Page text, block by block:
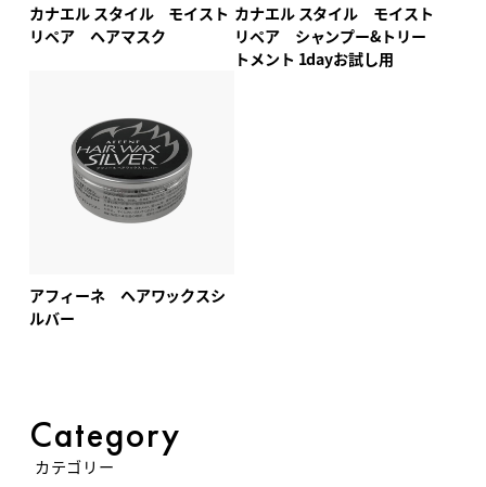
カナエル スタイル モイスト
リペア ヘアマスク
カナエル スタイル モイスト
リペア シャンプー&トリー
トメント 1dayお試し用
アフィーネ ヘアワックスシ
ルバー
Category
カテゴリー